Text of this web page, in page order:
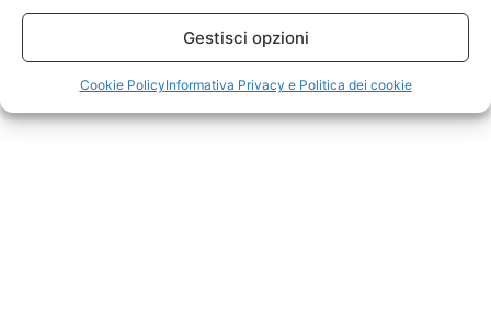
Gestisci opzioni
Cookie PolicyInformativa Privacy e Politica dei cookie